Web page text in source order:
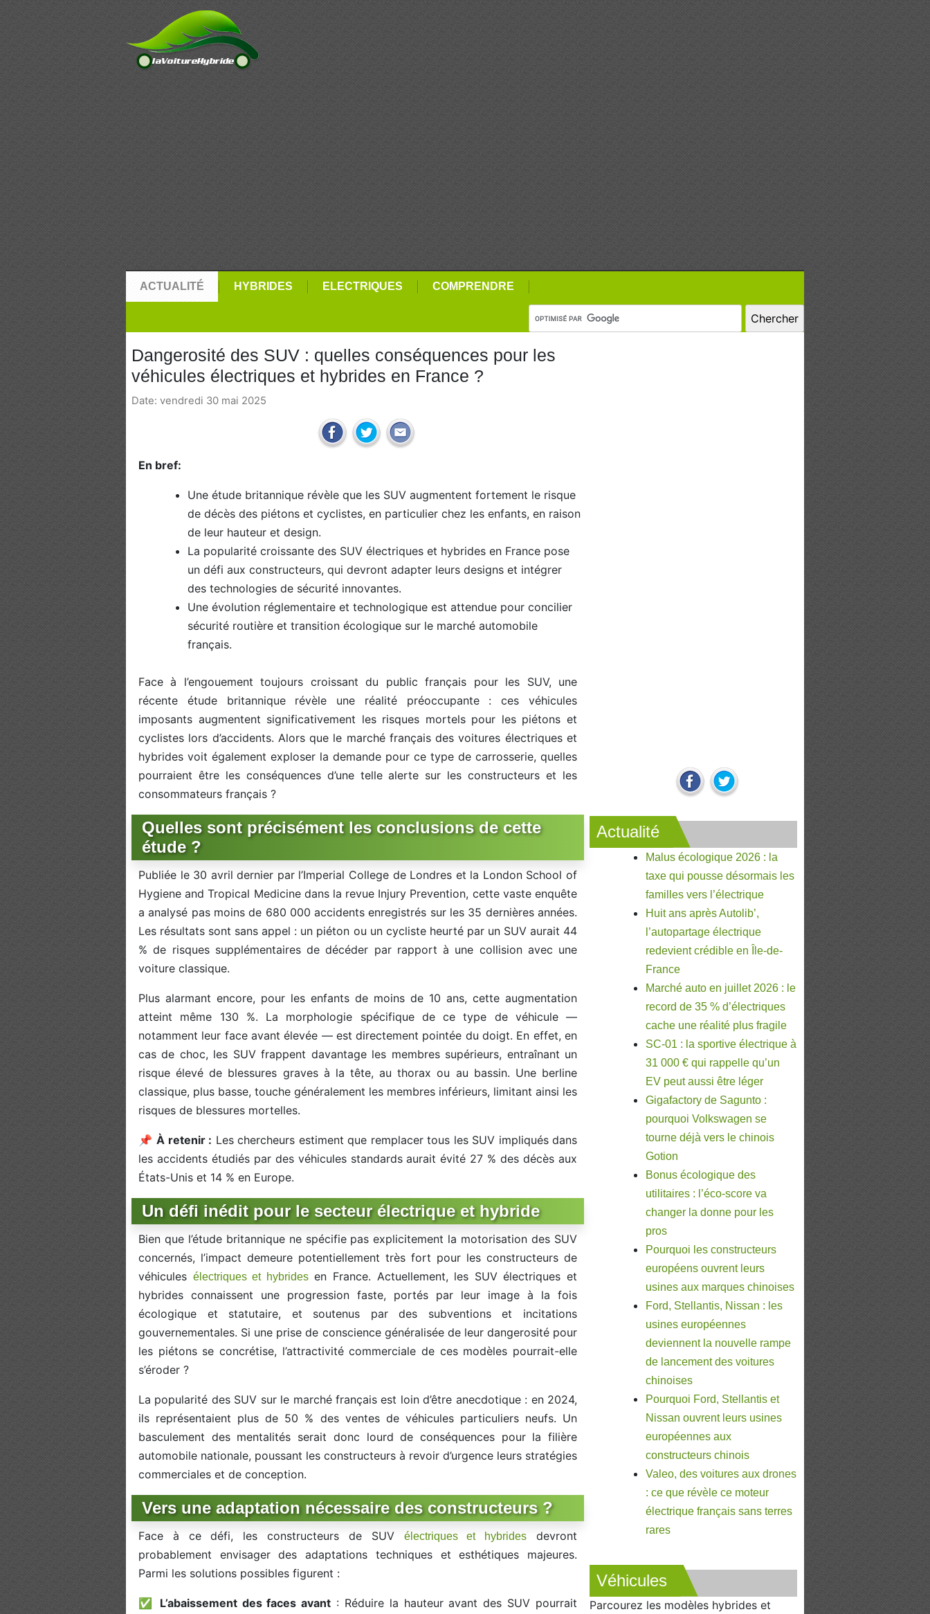
ACTUALITÉ HYBRIDES ELECTRIQUES COMPRENDRE
Dangerosité des SUV : quelles conséquences pour les
véhicules électriques et hybrides en France ?
Date: vendredi 30 mai 2025
En bref:
Une étude britannique révèle que les SUV augmentent fortement le risque
de décès des piétons et cyclistes, en particulier chez les enfants, en raison
de leur hauteur et design.
La popularité croissante des SUV électriques et hybrides en France pose
un défi aux constructeurs, qui devront adapter leurs designs et intégrer
des technologies de sécurité innovantes.
Une évolution réglementaire et technologique est attendue pour concilier
sécurité routière et transition écologique sur le marché automobile
français.
Face à l’engouement toujours croissant du public français pour les SUV, une
récente étude britannique révèle une réalité préoccupante : ces véhicules
imposants augmentent significativement les risques mortels pour les piétons et
cyclistes lors d’accidents. Alors que le marché français des voitures électriques et
hybrides voit également exploser la demande pour ce type de carrosserie, quelles
pourraient être les conséquences d’une telle alerte sur les constructeurs et les
consommateurs français ?
Quelles sont précisément les conclusions de cette
étude ?
Publiée le 30 avril dernier par l’Imperial College de Londres et la London School of
Hygiene and Tropical Medicine dans la revue Injury Prevention, cette vaste enquête
a analysé pas moins de 680 000 accidents enregistrés sur les 35 dernières années.
Les résultats sont sans appel : un piéton ou un cycliste heurté par un SUV aurait 44
% de risques supplémentaires de décéder par rapport à une collision avec une
voiture classique.
Plus alarmant encore, pour les enfants de moins de 10 ans, cette augmentation
atteint même 130 %. La morphologie spécifique de ce type de véhicule —
notamment leur face avant élevée — est directement pointée du doigt. En effet, en
cas de choc, les SUV frappent davantage les membres supérieurs, entraînant un
risque élevé de blessures graves à la tête, au thorax ou au bassin. Une berline
classique, plus basse, touche généralement les membres inférieurs, limitant ainsi les
risques de blessures mortelles.
📌 À retenir : Les chercheurs estiment que remplacer tous les SUV impliqués dans
les accidents étudiés par des véhicules standards aurait évité 27 % des décès aux
États-Unis et 14 % en Europe.
Un défi inédit pour le secteur électrique et hybride
Bien que l’étude britannique ne spécifie pas explicitement la motorisation des SUV
concernés, l’impact demeure potentiellement très fort pour les constructeurs de
véhicules électriques et hybridesen France. Actuellement, les SUV électriques et
hybrides connaissent une progression faste, portés par leur image à la fois
écologique et statutaire, et soutenus par des subventions et incitations
gouvernementales. Si une prise de conscience généralisée de leur dangerosité pour
les piétons se concrétise, l’attractivité commerciale de ces modèles pourrait-elle
s’éroder ?
La popularité des SUV sur le marché français est loin d’être anecdotique : en 2024,
ils représentaient plus de 50 % des ventes de véhicules particuliers neufs. Un
basculement des mentalités serait donc lourd de conséquences pour la filière
automobile nationale, poussant les constructeurs à revoir d’urgence leurs stratégies
commerciales et de conception.
Vers une adaptation nécessaire des constructeurs ?
Face à ce défi, les constructeurs de SUV électriques et hybrides devront
probablement envisager des adaptations techniques et esthétiques majeures.
Parmi les solutions possibles figurent :
✅ L’abaissement des faces avant : Réduire la hauteur avant des SUV pourrait
Actualité
Malus écologique 2026 : la
taxe qui pousse désormais les
familles vers l’électrique
Huit ans après Autolib’,
l’autopartage électrique
redevient crédible en Île-de-
France
Marché auto en juillet 2026 : le
record de 35 % d’électriques
cache une réalité plus fragile
SC-01 : la sportive électrique à
31 000 € qui rappelle qu’un
EV peut aussi être léger
Gigafactory de Sagunto :
pourquoi Volkswagen se
tourne déjà vers le chinois
Gotion
Bonus écologique des
utilitaires : l’éco-score va
changer la donne pour les
pros
Pourquoi les constructeurs
européens ouvrent leurs
usines aux marques chinoises
Ford, Stellantis, Nissan : les
usines européennes
deviennent la nouvelle rampe
de lancement des voitures
chinoises
Pourquoi Ford, Stellantis et
Nissan ouvrent leurs usines
européennes aux
constructeurs chinois
Valeo, des voitures aux drones
: ce que révèle ce moteur
électrique français sans terres
rares
Véhicules
Parcourez les modèles hybrides et